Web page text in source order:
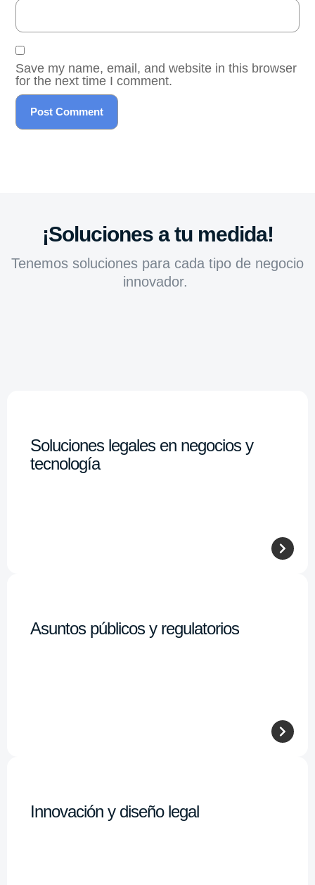
Save my name, email, and website in this browser
for the next time I comment.
¡Soluciones a tu medida!
Tenemos soluciones para cada tipo de negocio
innovador.
Soluciones legales en negocios y
tecnología
Asuntos públicos y regulatorios
Innovación y diseño legal